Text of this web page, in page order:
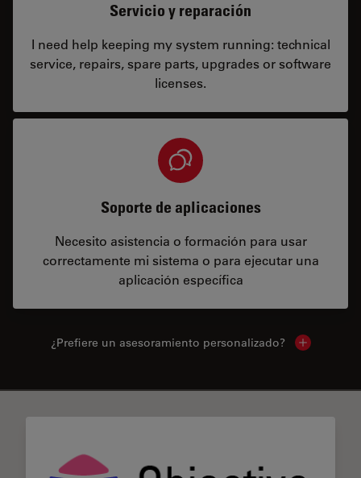
Servicio y reparación
I need help keeping my system running: technical
service, repairs, spare parts, upgrades or software
licenses.
Soporte de aplicaciones
Necesito asistencia o formación para usar
correctamente mi sistema o para ejecutar una
aplicación específica
¿Prefiere un asesoramiento personalizado? Show local